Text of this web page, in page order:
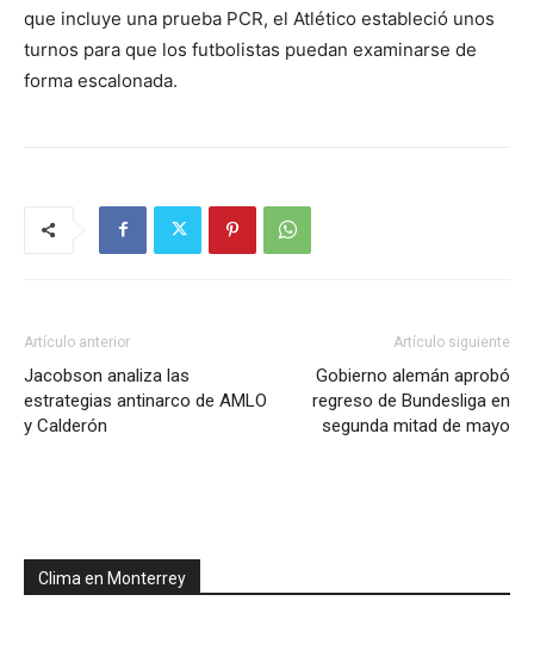
que incluye una prueba PCR, el Atlético estableció unos
turnos para que los futbolistas puedan examinarse de
forma escalonada.
Artículo anterior
Jacobson analiza las
estrategias antinarco de AMLO
y Calderón
Artículo siguiente
Gobierno alemán aprobó
regreso de Bundesliga en
segunda mitad de mayo
Clima en Monterrey